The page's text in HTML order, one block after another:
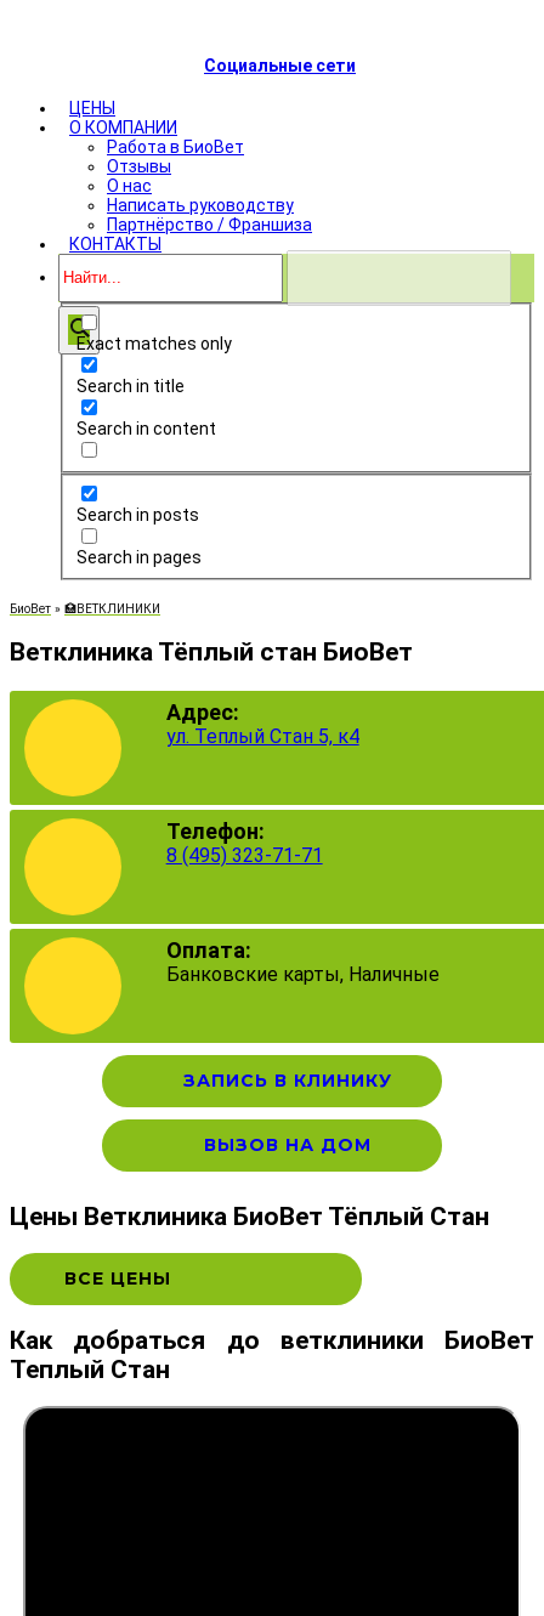
Социальные сети
ЦЕНЫ
О КОМПАНИИ
Работа в БиоВет
Отзывы
О нас
Написать руководству
Партнёрство / Франшиза
КОНТАКТЫ
Exact matches only
Search in title
Search in content
Search in posts
Search in pages
БиоВет » 🏥ВЕТКЛИНИКИ
Ветклиника Тёплый стан БиоВет
Адрес:
ул. Теплый Стан 5, к4
Телефон:
8 (495) 323-71-71
Оплата:
Банковские карты, Наличные
ЗАПИСЬ В КЛИНИКУ
ВЫЗОВ НА ДОМ
Цены Ветклиника БиоВет Тёплый Стан
ВСЕ ЦЕНЫ
Как добраться до ветклиники БиоВет
Теплый Стан